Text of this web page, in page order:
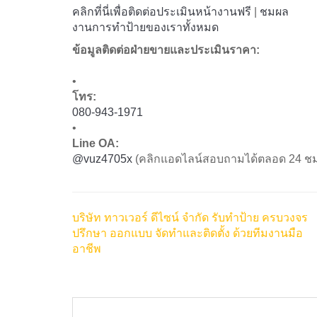
คลิกที่นี่เพื่อติดต่อประเมินหน้างานฟรี
ชมผล
งานการทำป้ายของเราทั้งหมด
ข้อมูลติดต่อฝ่ายขายและประเมินราคา:
•
โทร:
080-943-1971
•
Line OA:
@vuz4705x (คลิกแอดไลน์สอบถามได้ตลอด 24 ช
บริษัท ทาวเวอร์ ดีไซน์ จำกัด รับทำป้าย ครบวงจร
ปรึกษา ออกแบบ จัดทำและติดตั้ง ด้วยทีมงานมือ
อาชีพ